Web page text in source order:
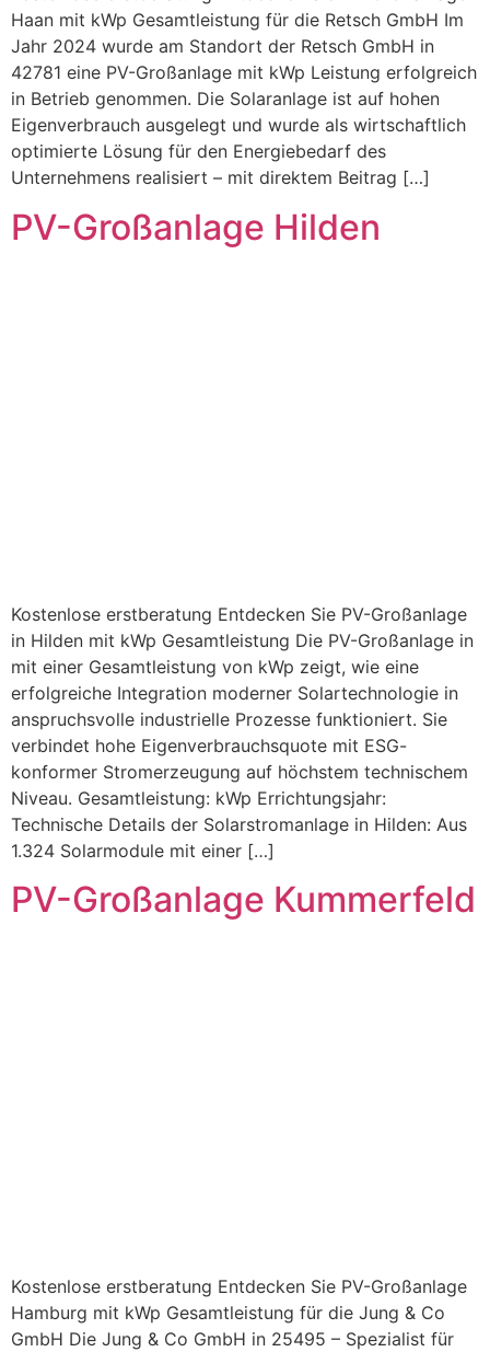
Haan mit kWp Gesamtleistung für die Retsch GmbH Im
Jahr 2024 wurde am Standort der Retsch GmbH in
42781 eine PV-Großanlage mit kWp Leistung erfolgreich
in Betrieb genommen. Die Solaranlage ist auf hohen
Eigenverbrauch ausgelegt und wurde als wirtschaftlich
optimierte Lösung für den Energiebedarf des
Unternehmens realisiert – mit direktem Beitrag […]
PV-Großanlage Hilden
Kostenlose erstberatung Entdecken Sie PV-Großanlage
in Hilden mit kWp Gesamtleistung Die PV-Großanlage in
mit einer Gesamtleistung von kWp zeigt, wie eine
erfolgreiche Integration moderner Solartechnologie in
anspruchsvolle industrielle Prozesse funktioniert. Sie
verbindet hohe Eigenverbrauchsquote mit ESG-
konformer Stromerzeugung auf höchstem technischem
Niveau. Gesamtleistung: kWp Errichtungsjahr:
Technische Details der Solarstromanlage in Hilden: Aus
1.324 Solarmodule mit einer […]
PV-Großanlage Kummerfeld
Kostenlose erstberatung Entdecken Sie PV-Großanlage
Hamburg mit kWp Gesamtleistung für die Jung & Co
GmbH Die Jung & Co GmbH in 25495 – Spezialist für